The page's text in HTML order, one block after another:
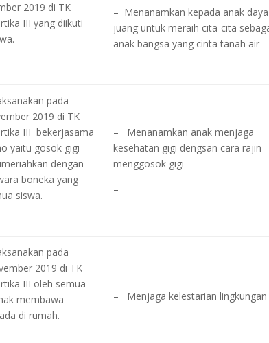
2019 di TK
III yang diikuti
– Menanamkan kepada anak daya
juang untuk meraih cita-cita
anak bangsa yang cinta tanah air
pada
2019 di TK
III bekerjasama
yaitu gosok gigi
dengan
boneka yang
siswa.
– Menanamkan anak menjaga
kesehatan gigi dengsan cara rajin
menggosok gigi
–
pada
2019 di TK
III oleh semua
membawa
di rumah.
– Menjaga kelestarian lingkungan